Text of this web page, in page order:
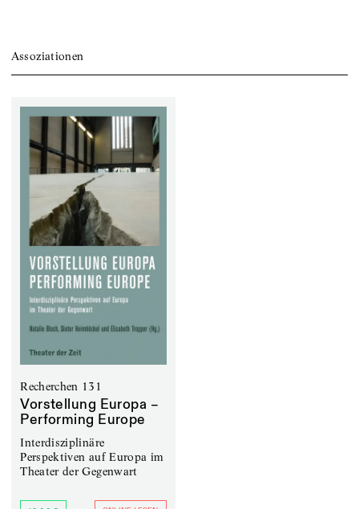
Assoziationen
Recherchen 131
Vorstellung Europa –
Performing Europe
Interdisziplinäre
Perspektiven auf Europa im
Theater der Gegenwart